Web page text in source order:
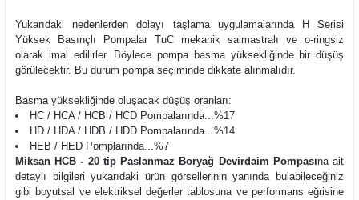
Yukarıdaki nedenlerden dolayı taşlama uygulamalarında H Serisi
Yüksek Basınçlı Pompalar TuC mekanik salmastralı ve o-ringsiz
olarak imal edilirler. Böylece pompa basma yüksekliğinde bir düşüş
görülecektir. Bu durum pompa seçiminde dikkate alınmalıdır.
Basma yüksekliğinde oluşacak düşüş oranları:
HC / HCA / HCB / HCD Pompalarında...%17
HD / HDA / HDB / HDD Pompalarında...%14
HEB / HED Pomplarında...%7
Miksan HCB - 20 tip Paslanmaz Boryağ Devirdaim Pompasına ait
detaylı bilgileri yukarıdaki ürün görsellerinin yanında bulabileceğiniz
gibi boyutsal ve elektriksel değerler tablosuna ve performans eğrisine